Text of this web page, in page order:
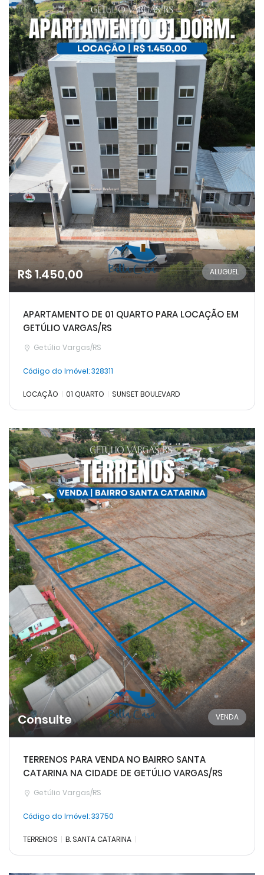
R$ 1.450,00 ALUGUEL
APARTAMENTO DE 01 QUARTO PARA LOCAÇÃO EM
GETÚLIO VARGAS/RS
Getúlio Vargas/RS
Código do Imóvel:328311
LOCAÇÃO 01 QUARTO SUNSET BOULEVARD
Consulte VENDA
TERRENOS PARA VENDA NO BAIRRO SANTA
CATARINA NA CIDADE DE GETÚLIO VARGAS/RS
Getúlio Vargas/RS
Código do Imóvel:33750
TERRENOS B. SANTA CATARINA